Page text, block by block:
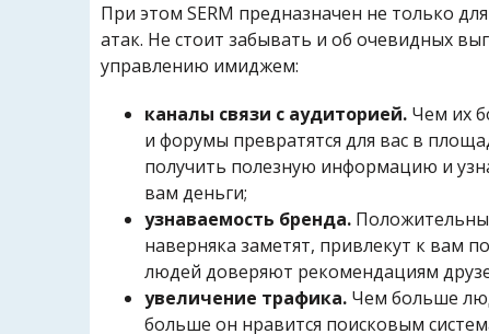
При этом SERM предназначен не только
атак. Не стоит забывать и об очевидных
управлению имиджем:
каналы связи с аудиторией. Чем их
и форумы превратятся для вас в
получить полезную информацию и
вам деньги;
узнаваемость бренда.
наверняка заметят, привлекут к вам
людей доверяют рекомендациям
увеличение трафика. Чем больше
больше он нравится поисковым